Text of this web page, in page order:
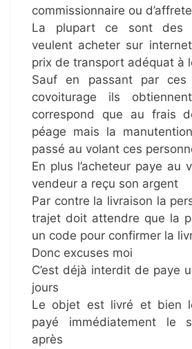
commissionnaire ou
La plupart ce sont des
veulent acheter sur
prix de transport adéquat à
Sauf en passant par
covoiturage ils
correspond que au frais
péage mais la
passé au volant ces
En plus l’acheteur paye au
vendeur a reçu son argent
Par contre la livraison la
trajet doit attendre que la
un code pour confirmer la
Donc excuses moi
C’est déjà interdit de paye
jours
Le objet est livré et bien
payé immédiatement le
après